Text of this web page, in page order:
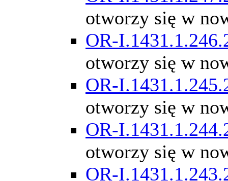
otworzy się w
OR-
otworzy się w
OR-
otworzy się w
OR-
otworzy się w
OR-